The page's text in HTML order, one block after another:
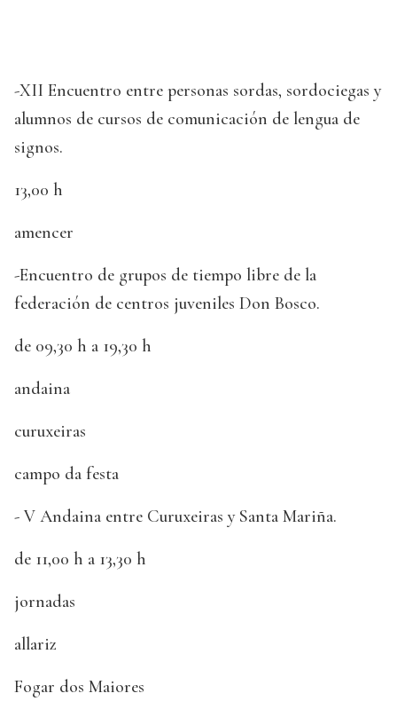
-XII Encuentro entre personas sordas, sordociegas y
alumnos de cursos de comunicación de lengua de
signos.
13,00 h
amencer
-Encuentro de grupos de tiempo libre de la
federación de centros juveniles Don Bosco.
de 09,30 h a 19,30 h
andaina
curuxeiras
campo da festa
- V Andaina entre Curuxeiras y Santa Mariña.
de 11,00 h a 13,30 h
jornadas
allariz
Fogar dos Maiores